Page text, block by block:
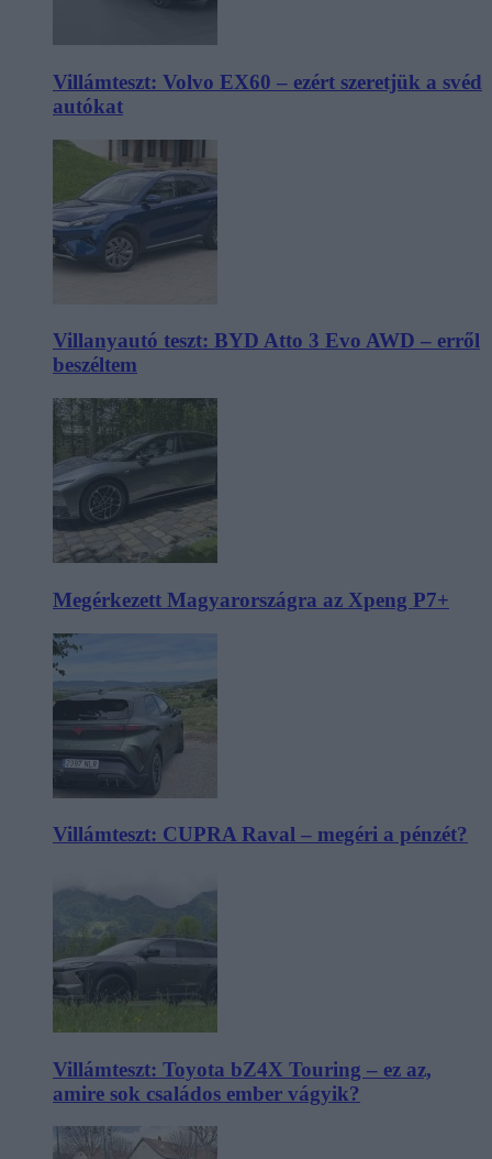
Villámteszt: Volvo EX60 – ezért szeretjük a svéd
autókat
Villanyautó teszt: BYD Atto 3 Evo AWD – erről
beszéltem
Megérkezett Magyarországra az Xpeng P7+
Villámteszt: CUPRA Raval – megéri a pénzét?
Villámteszt: Toyota bZ4X Touring – ez az,
amire sok családos ember vágyik?